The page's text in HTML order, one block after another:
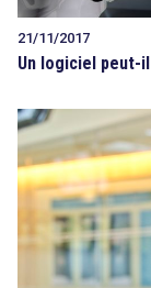
21/11/2017
Un logiciel peut-